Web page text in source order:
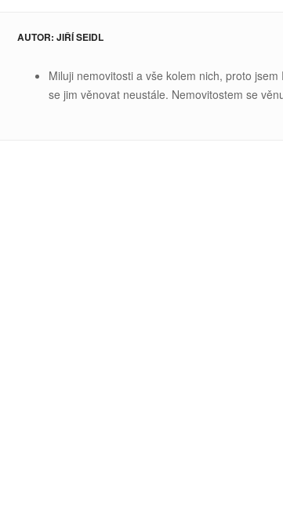
AUTOR: JIŘÍ SEIDL
Miluji nemovitosti a vše kolem nich, proto
se jim věnovat neustále. Nemovitostem se v